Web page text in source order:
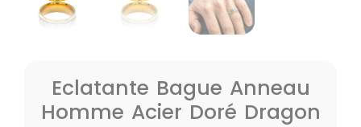
Eclatante Bague Anneau
Homme Acier Doré Dragon